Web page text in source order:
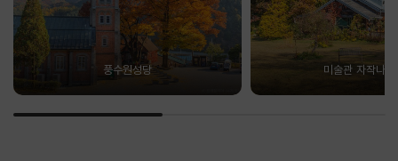
풍수원성당 미술관 자작나무